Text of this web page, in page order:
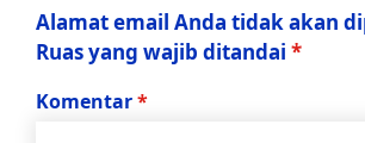
Alamat email Anda tidak akan
Ruas yang wajib ditandai *
Komentar*